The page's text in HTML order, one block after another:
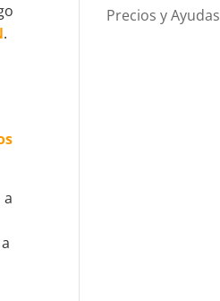
.
Precios y Ayudas